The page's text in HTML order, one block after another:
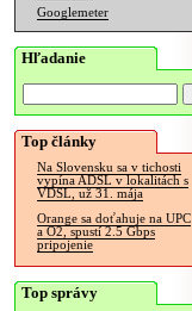
Googlemeter
Hľadanie
Top články
Na Slovensku sa v tichosti
vypína ADSL v lokalitách s
VDSL, už 31. mája
Orange sa doťahuje na UPC
a O2, spustí 2.5 Gbps
pripojenie
Top správy